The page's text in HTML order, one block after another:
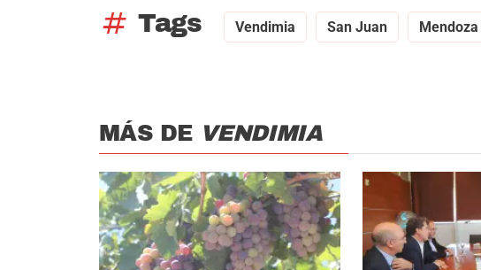
tag Tags Vendimia San Juan Mendoza
MÁS DE VENDIMIA